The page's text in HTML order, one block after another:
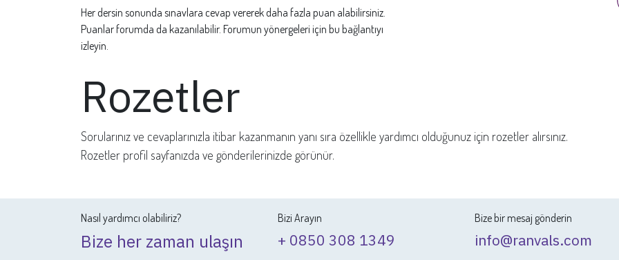
Her dersin sonunda sınavlara cevap vererek daha fazla puan alabilirsiniz.
Puanlar forumda da kazanılabilir. Forumun yönergeleri için bu bağlantıyı
izleyin.
Rozetler
Sorularınız ve cevaplarınızla itibar kazanmanın yanı sıra özellikle yardımcı olduğunuz için rozetler alırsınız.
Rozetler profil sayfanızda ve gönderilerinizde görünür.
Nasıl yardımcı olabiliriz?
Bize her zaman ulaşın
Bizi Arayın
+ 0850 308 1349
Bize bir mesaj gönderin
info@ranvals.com